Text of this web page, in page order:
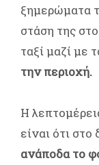
ξημερώματα
στάση της
ταξί μαζί με
την περιοχή.
Η
είναι ότι
ανάποδα το